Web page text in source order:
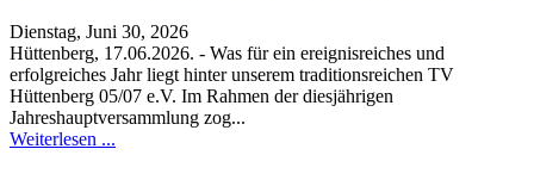
Dienstag, Juni 30, 2026
Hüttenberg, 17.06.2026. - Was für ein ereignisreiches und
erfolgreiches Jahr liegt hinter unserem traditionsreichen TV
Hüttenberg 05/07 e.V. Im Rahmen der diesjährigen
Jahreshauptversammlung zog...
Weiterlesen ...